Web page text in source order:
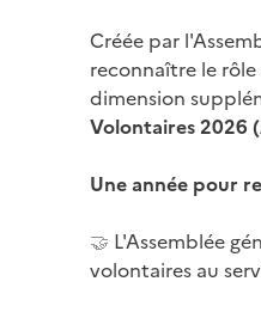
Créée par
reconnaître le
dimension
Volontaires 2026
Une année pour
🤝 L'Assemblée
volontaires au